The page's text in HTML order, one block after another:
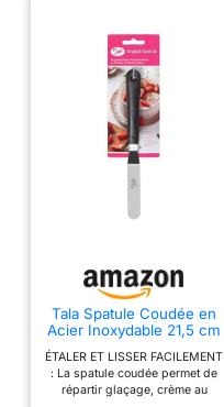
Tala Spatule Coudée en
Acier Inoxydable 21,5 cm
– Spatule à Glaçage avec
Graduation, Spatule
Pâtisserie pour Glaçage,
Crème au Beurre et
ÉTALER ET LISSER FACILEMENT
: La spatule coudée permet de
répartir glaçage, crème au